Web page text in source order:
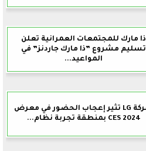
ذا مارك للمجتمعات العمرانية تعلن
تسليم مشروع ”ذا مارك جاردنز” في
المواعيد...
شركة LG تثير إعجاب الحضور في معرض
CES 2024 بمنطقة تجربة نظام...